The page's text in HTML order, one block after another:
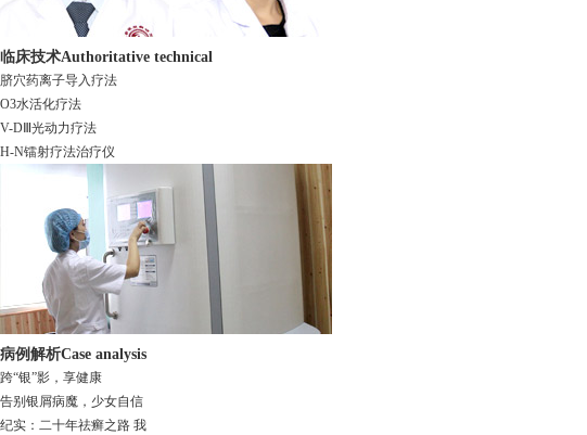
临床技术Authoritative technical
脐穴药离子导入疗法
O3水活化疗法
V-DⅢ光动力疗法
H-N镭射疗法治疗仪
病例解析Case analysis
跨“银”影，享健康
告别银屑病魔，少女自信
纪实：二十年祛癣之路 我